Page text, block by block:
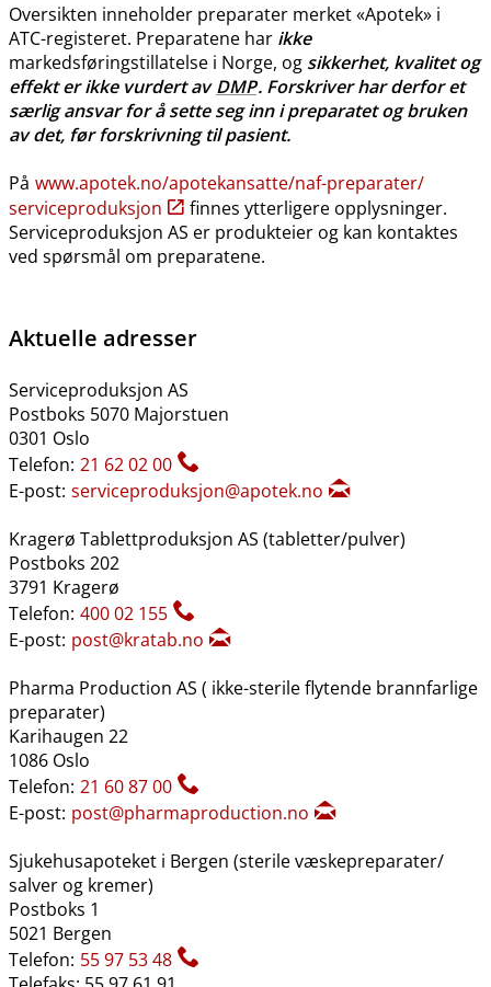
Oversikten inneholder preparater merket «Apotek» i
ATC-registeret. Preparatene har ikke
markedsføringstillatelse i Norge, og sikkerhet, kvalitet og
effekt er ikke vurdert avDMP. Forskriver har derfor et
særlig ansvar for å sette seg inn i preparatet og bruken
av det, før forskrivning til pasient.
På www.apotek.no​/​apotekansatte​/​naf-preparater​/​
serviceproduksjon
finnes ytterligere opplysninger.
Serviceproduksjon AS er produkteier og kan kontaktes
ved spørsmål om preparatene.
Aktuelle adresser
Serviceproduksjon AS
Postboks 5070 Majorstuen
0301 Oslo
Telefon: 21 62 02 00
E-post: serviceproduksjon@apotek.no
Kragerø Tablettproduksjon AS (tabletter​/​pulver)
Postboks 202
3791 Kragerø
Telefon: 400 02 155
E-post: post@kratab.no
Pharma Production AS ( ikke-sterile flytende brannfarlige
preparater)
Karihaugen 22
1086 Oslo
Telefon: 21 60 87 00
E-post: post@pharmaproduction.no
Sjukehusapoteket i Bergen (sterile væskepreparater​/​
salver og kremer)
Postboks 1
5021 Bergen
Telefon: 55 97 53 48